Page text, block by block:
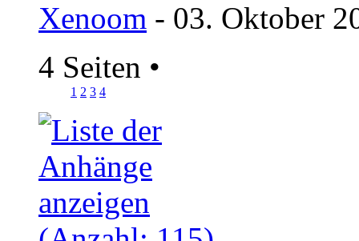
Xenoom - 03. Oktober
4 Seiten •
1 2 3 4